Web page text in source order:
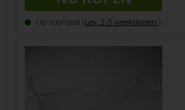
Op voorraad (Lev. 2-3 weekdagen. ).